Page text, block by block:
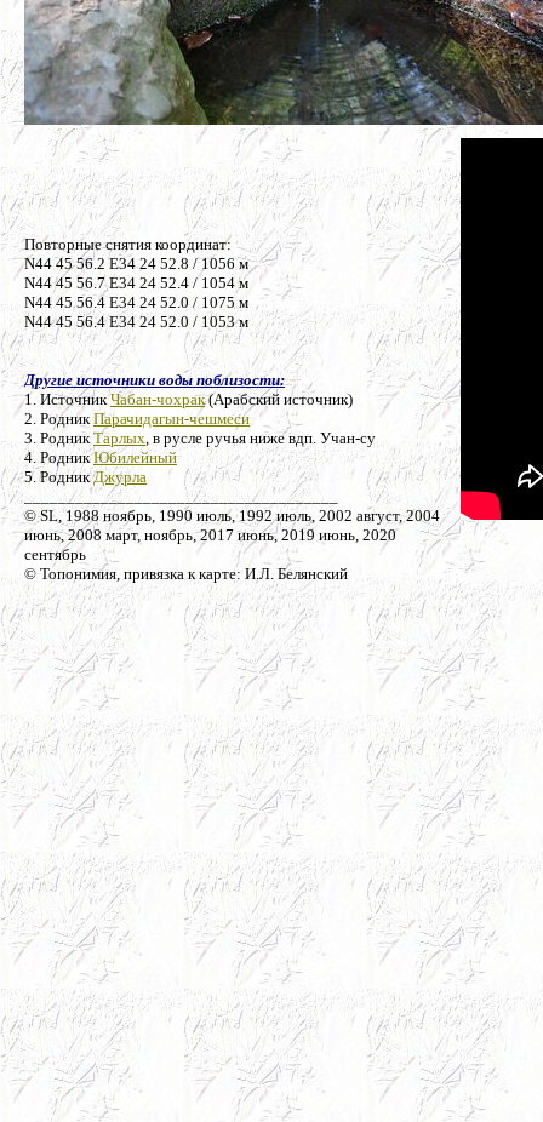
Повторные снятия координат:
N44 45 56.2 E34 24 52.8 / 1056 м
N44 45 56.7 E34 24 52.4 / 1054 м
N44 45 56.4 E34 24 52.0 / 1075 м
N44 45 56.4 E34 24 52.0 / 1053 м
Другие источники воды поблизости:
1. ИсточникЧабан-чохрак(Арабский источник)
2. РодникПарачидагын-чешмеси
3. РодникТарлых, в русле ручья ниже вдп. Учан-су
4. РодникЮбилейный
5. РодникДжурла
_____________________________________
© SL, 1988 ноябрь, 1990 июль, 1992 июль, 2002 август, 2004
июнь, 2008 март, ноябрь, 2017 июнь, 2019 июнь, 2020
сентябрь
© Топонимия, привязка к карте: И.Л. Белянский